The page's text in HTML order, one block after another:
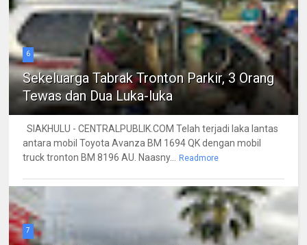
6
Sekeluarga Tabrak Tronton Parkir, 3 Orang
Tewas dan Dua Luka-luka
SIAKHULU - CENTRALPUBLIK.COM Telah terjadi laka lantas
antara mobil Toyota Avanza BM 1694 QK dengan mobil
truck tronton BM 8196 AU. Naasny...
Readmore
7